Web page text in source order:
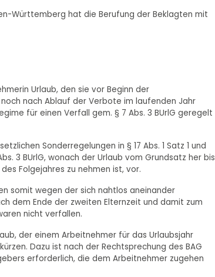
Württemberg hat die Berufung der Beklagten mit
Urlaub, den sie vor Beginn der
nach Ablauf der Verbote im laufenden Jahr
für einen Verfall gem. § 7 Abs. 3 BUrlG geregelt
Sonderregelungen in § 17 Abs. 1 Satz 1 und
3 BUrlG, wonach der Urlaub vom Grundsatz her bis
Folgejahres zu nehmen ist, vor.
somit wegen der sich nahtlos aneinander
dem Ende der zweiten Elternzeit und damit zum
nicht verfallen.
der einem Arbeitnehmer für das Urlaubsjahr
Dazu ist nach der Rechtsprechung des BAG
erforderlich, die dem Arbeitnehmer zugehen